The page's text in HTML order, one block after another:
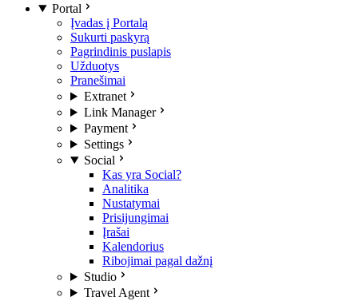
Portal
Įvadas į Portalą
Sukurti paskyrą
Pagrindinis puslapis
Užduotys
Pranešimai
Extranet
Link Manager
Payment
Settings
Social
Kas yra Social?
Analitika
Nustatymai
Prisijungimai
Įrašai
Kalendorius
Ribojimai pagal dažnį
Studio
Travel Agent